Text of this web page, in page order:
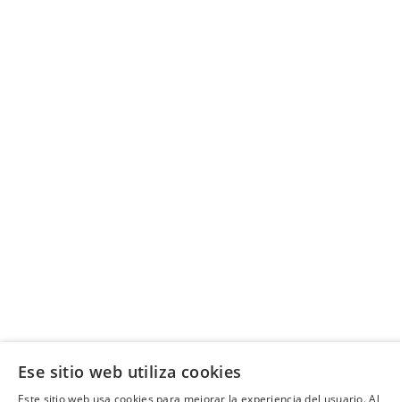
Ese sitio web utiliza cookies
Este sitio web usa cookies para mejorar la experiencia del usuario. Al